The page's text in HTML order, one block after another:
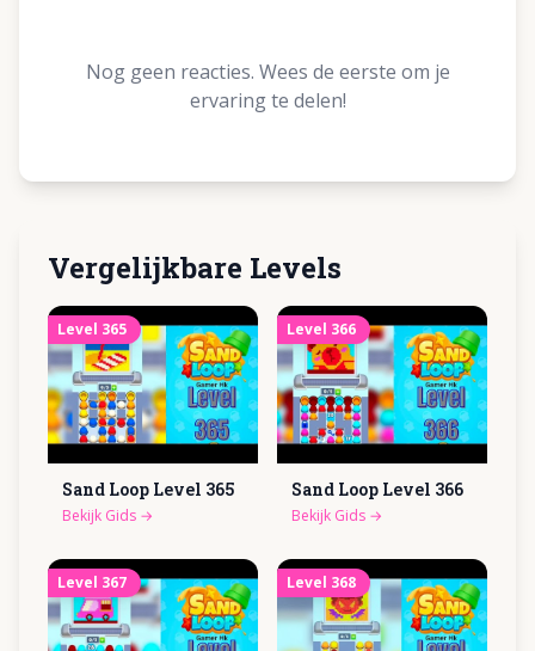
Nog geen reacties. Wees de eerste om je
ervaring te delen!
Vergelijkbare Levels
Level 365
Sand Loop Level 365
Bekijk Gids →
Level 366
Sand Loop Level 366
Bekijk Gids →
Level 367 Level 368